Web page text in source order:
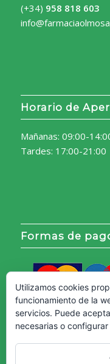
(+34) 958 818 603
Horario de
Mañanas: 09:00-
Tardes: 17:00-21:00
Formas de
Utilizamos cookies
funcionamiento de la
servicios. Puede
necesarias o